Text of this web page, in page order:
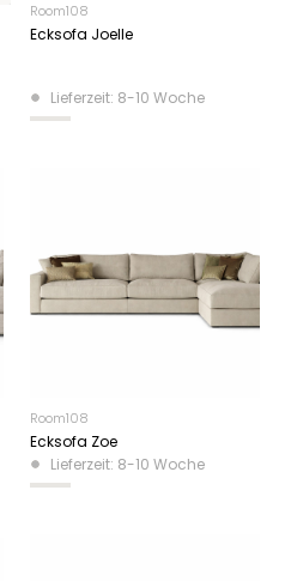
Room108
Ecksofa Joelle
Lieferzeit: 8-10 Woche
Room108
Ecksofa Zoe
Lieferzeit: 8-10 Woche